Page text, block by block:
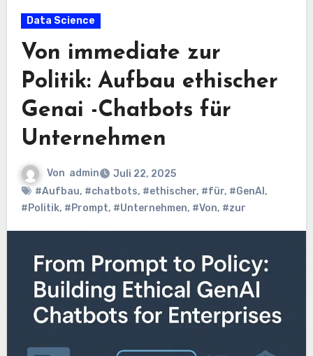
Data Science
Von immediate zur
Politik: Aufbau ethischer
Genai -Chatbots für
Unternehmen
Von admin
Juli 22, 2025
#Aufbau, #chatbots, #ethischer, #für, #GenAI ,
#Politik, #Prompt, #Unternehmen, #Von, #zur